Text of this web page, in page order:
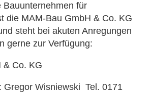
Bauunternehmen für
die MAM-Bau GmbH & Co. KG
steht bei akuten Anregungen
gerne zur Verfügung:
& Co. KG
Gregor Wisniewski Tel. 0171